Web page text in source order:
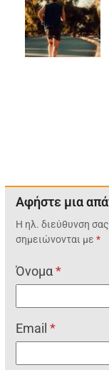
Αφήστε μια
Η ηλ. διεύθυνση
σημειώνονται με*
Όνομα*
Email*